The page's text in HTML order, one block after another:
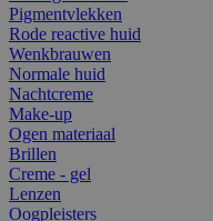
Pigmentvlekken
Rode reactive huid
Wenkbrauwen
Normale huid
Nachtcreme
Make-up
Ogen materiaal
Brillen
Creme - gel
Lenzen
Oogpleisters